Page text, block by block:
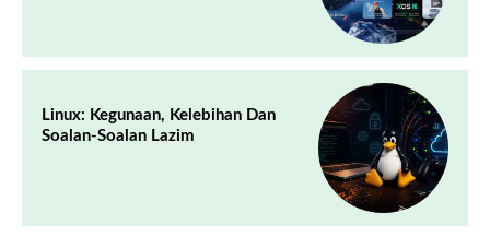
Linux: Kegunaan, Kelebihan Dan
Soalan-Soalan Lazim